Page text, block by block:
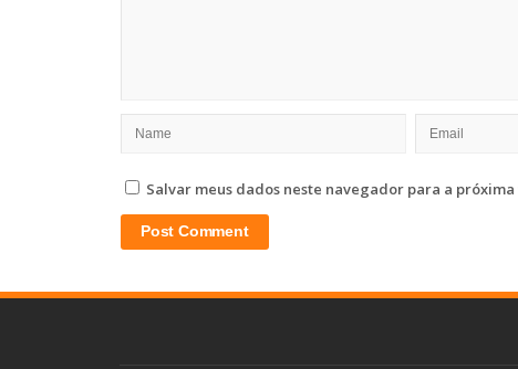
Salvar meus dados neste navegador para a